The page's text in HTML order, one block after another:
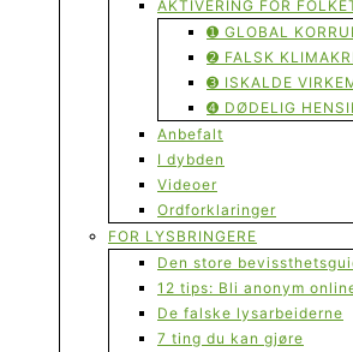
AKTIVERING FOR
➊ GLOBAL
➋ FALSK
➌ ISKALDE
➍ DØDELIG
Anbefalt
I dybden
Videoer
Ordforklaringer
FOR LYSBRINGERE
Den store
12 tips: Bli anonym
De falske lysarbeiderne
7 ting du kan gjøre